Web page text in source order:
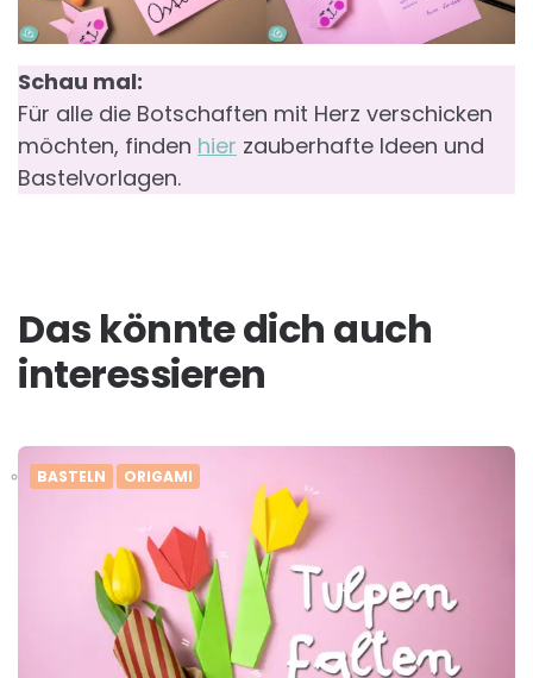
Schau mal:
Für alle die Botschaften mit Herz verschicken
möchten, finden hier zauberhafte Ideen und
Bastelvorlagen.
Das könnte dich auch
interessieren
BASTELN ORIGAMI